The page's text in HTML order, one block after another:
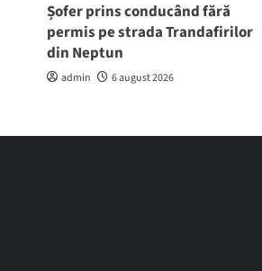
Șofer prins conducând fără
permis pe strada Trandafirilor
din Neptun
admin 6 august 2026